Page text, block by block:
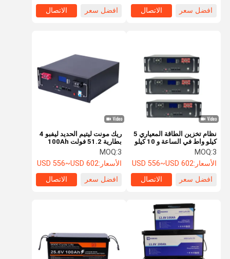
افضل سعر
الاتصال
افضل سعر
الاتصال
نظام تخزين الطاقة المعياري 5
كيلو واط في الساعة و 10 كيلو
واط في الساعة مع حزم
للتطوير
MOQ:3
الأسعار:USD 556~USD 602
افضل سعر
الاتصال
ريك مونت ليتيم الحديد ليفبو 4
بطارية 51.2 فولت 100Ah
طاقة موثوقة 6000 عمر الدورة
MOQ:3
الأسعار:USD 556~USD 602
افضل سعر
الاتصال